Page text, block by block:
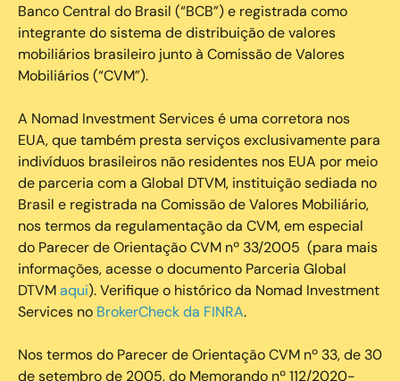
Banco Central do Brasil (“BCB”) e registrada como
integrante do sistema de distribuição de valores
mobiliários brasileiro junto à Comissão de Valores
Mobiliários (“CVM”).
‍A Nomad Investment Services é uma corretora nos
EUA, que também presta serviços exclusivamente para
indivíduos brasileiros não residentes nos EUA por meio
de parceria com a Global DTVM, instituição sediada no
Brasil e registrada na Comissão de Valores Mobiliário,
nos termos da regulamentação da CVM, em especial
do Parecer de Orientação CVM nº 33/2005 (para mais
informações, acesse o documento Parceria Global
DTVMaqui). Verifique o histórico da Nomad Investment
Services no BrokerCheck da FINRA.
Nos termos do Parecer de Orientação CVM nº 33, de 30
de setembro de 2005, do Memorando nº 112/2020-